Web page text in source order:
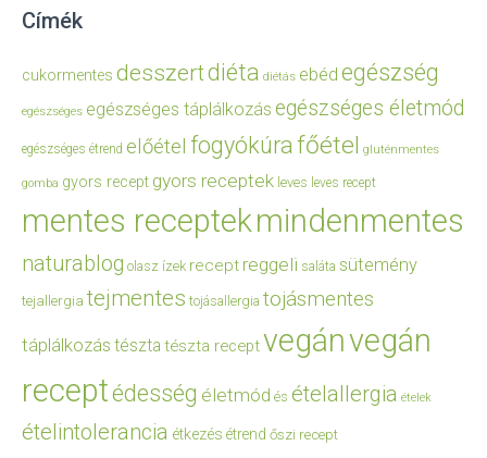
Címék
cukormentes desszertdiéta diétás ebéd egészség
egészséges egészséges táplálkozás egészséges életmód
egészséges étrend előétel fogyókúrafőétel gluténmentes
gomba gyors recept gyors receptek leves leves recept
mentes receptekmindenmentes
naturablog olasz ízek recept reggeli saláta sütemény
tejallergia tejmentes tojásallergia tojásmentes
táplálkozás tészta tészta receptvegánvegán
receptédesség életmód és ételallergia ételek
ételintolerancia étkezés étrend őszi recept